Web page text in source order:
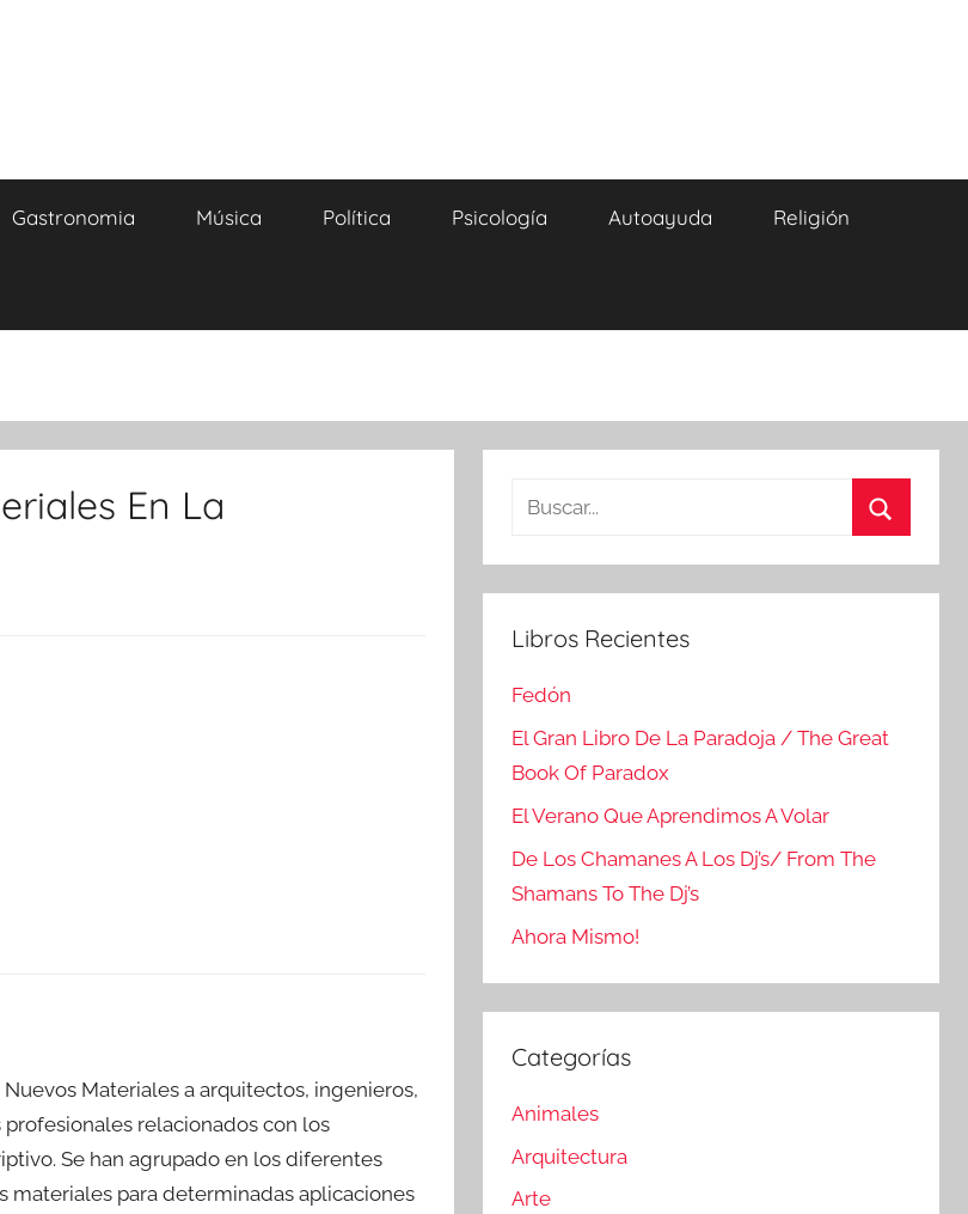
Gastronomia Música Política Psicología Autoayuda Religión
En La
Materiales a arquitectos, ingenieros,
relacionados con los
Se han agrupado en los diferentes
materiales para determinadas aplicaciones
Buscar:
Libros Recientes
Fedón
El Gran Libro De La Paradoja / The Great
Book Of Paradox
El Verano Que Aprendimos A Volar
De Los Chamanes A Los Dj’s/ From The
Shamans To The Dj’s
Ahora Mismo!
Categorías
Animales
Arquitectura
Arte